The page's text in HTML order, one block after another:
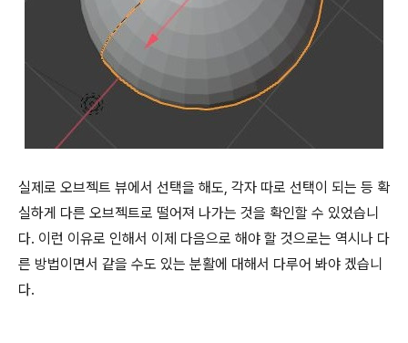
실제로 오브젝트 뷰에서 선택을 해도, 각자 따로 선택이 되는 등 확
실하게 다른 오브젝트로 떨어져 나가는 것을 확인할 수 있었습니
다. 이런 이유로 인해서 이제 다음으로 해야 할 것으로는 역시나 다
른 방법이면서 같을 수도 있는 분활에 대해서 다루어 봐야 겠습니
다.